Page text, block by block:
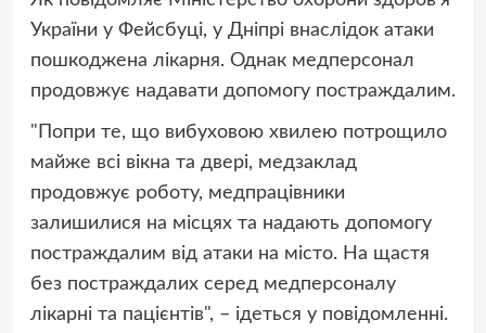
України у Фейсбуці, у Дніпрі внаслідок атаки
пошкоджена лікарня. Однак медперсонал
продовжує надавати допомогу постраждалим.
"Попри те, що вибуховою хвилею потрощило
майже всі вікна та двері, медзаклад
продовжує роботу, медпрацівники
залишилися на місцях та надають допомогу
постраждалим від атаки на місто. На щастя
без постраждалих серед медперсоналу
лікарні та пацієнтів", – ідеться у повідомленні.